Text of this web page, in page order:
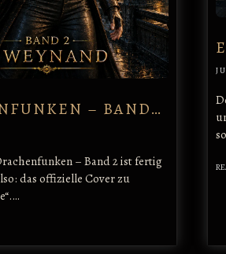
– BAND…
– Band 2 ist fertig
das offizielle Cover zu